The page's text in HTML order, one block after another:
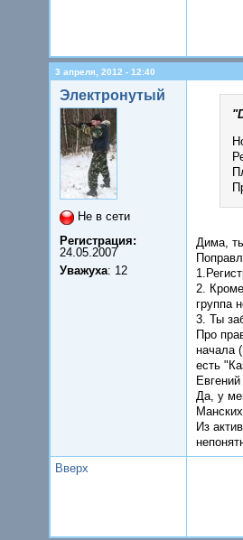
3 апреля, 2012 - 12:40
Электронутый
Не в сети
Регистрация:
24.05.2007
Уважуха: 12
Дима,
2.
группа
3. Ты
Про
начала
есть
Да, у
Из
Вверх